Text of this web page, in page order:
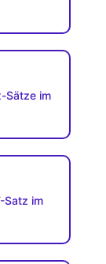
Sätze im
Satz im